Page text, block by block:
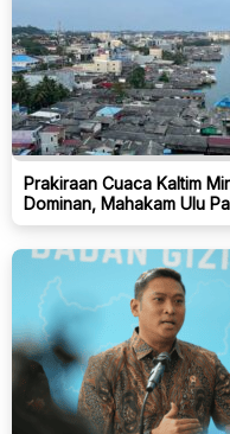
Prakiraan Cuaca Kaltim
Dominan, Mahakam Ulu